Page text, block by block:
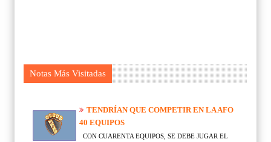
Notas Más Visitadas
TENDRÍAN QUE COMPETIR EN LA AFO
40 EQUIPOS
CON CUARENTA EQUIPOS, SE DEBE JUGAR EL